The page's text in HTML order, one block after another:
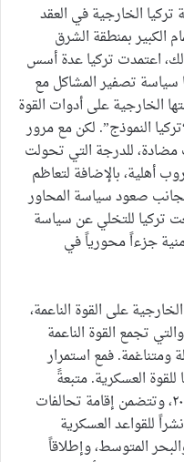
الخارجية في العقد
الكبير بمنطقة الشرق
اعتمدت تركيا عدة أسس
سياسة تصفير المشاكل مع
الخارجية على أدوات القوة
النموذج”. لكن مع مرور
مضادة، للدرجة التي تحولت
أهلية، بالإضافة لتعاظم
صعود سياسة المحاور
تركيا للتخلي عن سياسة
جزءاً محورياً في
على القوة الناعمة،
تجمع القوة الناعمة
ومتناغمة. فمع استمرار
للقوة العسكرية. متبعةً
استراتيجية الدفاع المتقدم منذ عام ٢٠١٤، وتتضمن إقامة تحالفات
للقواعد العسكرية
المتوسط، وإطلاقاً